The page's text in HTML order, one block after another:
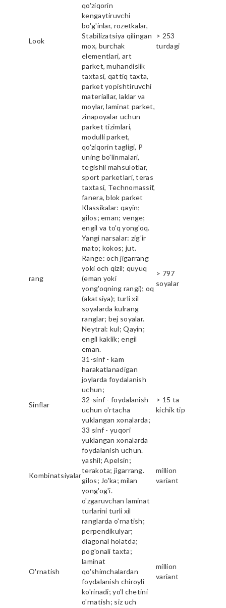
Look
qo'ziqorin
kengaytiruvchi
bo'g'inlar, rozetkalar,
Stabilizatsiya qilingan
mox, burchak
elementlari, art
parket, muhandislik
taxtasi, qattiq taxta,
parket yopishtiruvchi
materiallar, laklar va
moylar, laminat parket,
zinapoyalar uchun
parket tizimlari,
modulli parket,
qo'ziqorin tagligi, P
uning bo'linmalari,
tegishli mahsulotlar,
sport parketlari, teras
taxtasi, Technomassif,
fanera, blok parket
> 253
turdagi
rang
Klassikalar: qayin;
gilos; eman; venge;
engil va to'q yong'oq.
Yangi narsalar: zig'ir
mato; kokos; jut.
Range: och jigarrang
yoki och qizil; quyuq
(eman yoki
yong'oqning rangi); oq
(akatsiya); turli xil
soyalarda kulrang
ranglar; bej soyalar.
Neytral: kul; Qayin;
engil kaklik; engil
eman.
> 797
soyalar
Sinflar
31-sinf - kam
harakatlanadigan
joylarda foydalanish
uchun;
32-sinf - foydalanish
uchun o'rtacha
yuklangan xonalarda;
33 sinf - yuqori
yuklangan xonalarda
foydalanish uchun.
> 15 ta
kichik tip
Kombinatsiyalar
yashil; Apelsin;
terakota; jigarrang.
gilos; Jo'ka; milan
yong'og'i.
million
variant
O'rnatish
o'zgaruvchan laminat
turlarini turli xil
ranglarda o'rnatish;
perpendikulyar;
diagonal holatda;
pog'onali taxta;
laminat
qo'shimchalardan
foydalanish chiroyli
ko'rinadi; yo'l chetini
o'rnatish; siz uch
million
variant